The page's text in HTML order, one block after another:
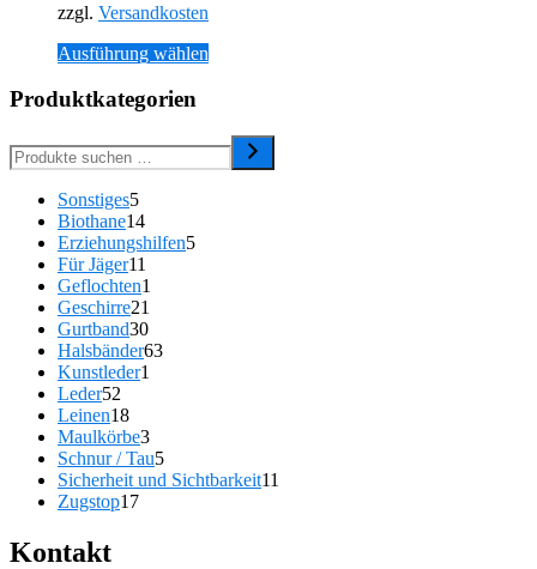
Produktseite
gewählt
werden
zzgl. Versandkosten
Ausführung wählen
Varianten
Produktkategorien
Sonstiges55
Produkte
Biothane1414
Produkte
Erziehungshilfen55
Für Jäger11
Produkte
Geflochten1
Geschirre21
Gurtband3030
Produkte
Halsbänder6363
Kunstleder1
Leder52
Produkte
Leinen1818
Produkte
Maulkörbe33
Produkte
Schnur / Tau55
Produkte
Sicherheit und Sichtbarkeit11
Zugstop1717
Kontakt